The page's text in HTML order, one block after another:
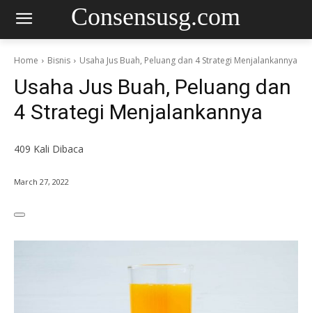
Consensusg.com
Home Bisnis Usaha Jus Buah, Peluang dan 4 Strategi Menjalankannya
Usaha Jus Buah, Peluang dan
4 Strategi Menjalankannya
409 Kali Dibaca
March 27, 2022